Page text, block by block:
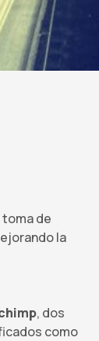
de
la
, dos
como